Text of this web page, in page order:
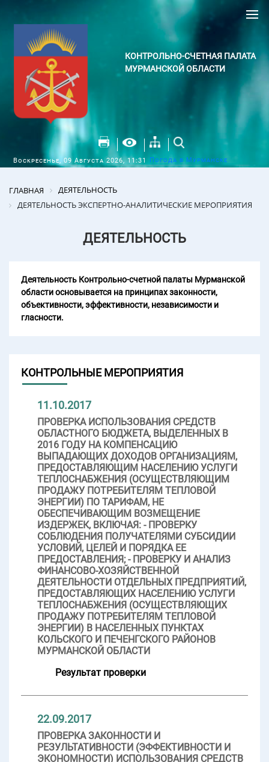
КОНТРОЛЬНО-СЧЕТНАЯ ПАЛАТА
МУРМАНСКОЙ ОБЛАСТИ
Воскресенье, 09 Августа 2026, 11:31 Погода в Мурманске
ГЛАВНАЯ
ДЕЯТЕЛЬНОСТЬ
ДЕЯТЕЛЬНОСТЬ ЭКСПЕРТНО-АНАЛИТИЧЕСКИЕ МЕРОПРИЯТИЯ
ДЕЯТЕЛЬНОСТЬ
Деятельность Контрольно-счетной палаты Мурманской
области основывается на принципах законности,
объективности, эффективности, независимости и
гласности.
КОНТРОЛЬНЫЕ МЕРОПРИЯТИЯ
11.10.2017
ПРОВЕРКА ИСПОЛЬЗОВАНИЯ СРЕДСТВ
ОБЛАСТНОГО БЮДЖЕТА, ВЫДЕЛЕННЫХ В
2016 ГОДУ НА КОМПЕНСАЦИЮ
ВЫПАДАЮЩИХ ДОХОДОВ ОРГАНИЗАЦИЯМ,
ПРЕДОСТАВЛЯЮЩИМ НАСЕЛЕНИЮ УСЛУГИ
ТЕПЛОСНАБЖЕНИЯ (ОСУЩЕСТВЛЯЮЩИМ
ПРОДАЖУ ПОТРЕБИТЕЛЯМ ТЕПЛОВОЙ
ЭНЕРГИИ) ПО ТАРИФАМ, НЕ
ОБЕСПЕЧИВАЮЩИМ ВОЗМЕЩЕНИЕ
ИЗДЕРЖЕК, ВКЛЮЧАЯ: - ПРОВЕРКУ
СОБЛЮДЕНИЯ ПОЛУЧАТЕЛЯМИ СУБСИДИИ
УСЛОВИЙ, ЦЕЛЕЙ И ПОРЯДКА ЕЕ
ПРЕДОСТАВЛЕНИЯ; - ПРОВЕРКУ И АНАЛИЗ
ФИНАНСОВО-ХОЗЯЙСТВЕННОЙ
ДЕЯТЕЛЬНОСТИ ОТДЕЛЬНЫХ ПРЕДПРИЯТИЙ,
ПРЕДОСТАВЛЯЮЩИХ НАСЕЛЕНИЮ УСЛУГИ
ТЕПЛОСНАБЖЕНИЯ (ОСУЩЕСТВЛЯЮЩИХ
ПРОДАЖУ ПОТРЕБИТЕЛЯМ ТЕПЛОВОЙ
ЭНЕРГИИ) В НАСЕЛЕННЫХ ПУНКТАХ
КОЛЬСКОГО И ПЕЧЕНГСКОГО РАЙОНОВ
МУРМАНСКОЙ ОБЛАСТИ
Результат проверки
22.09.2017
ПРОВЕРКА ЗАКОННОСТИ И
РЕЗУЛЬТАТИВНОСТИ (ЭФФЕКТИВНОСТИ И
ЭКОНОМНОСТИ) ИСПОЛЬЗОВАНИЯ СРЕДСТВ